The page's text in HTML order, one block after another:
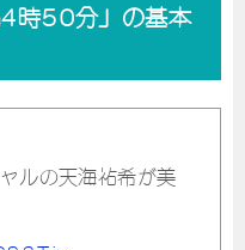
4時50分」の基本
ルの天海祐希が美